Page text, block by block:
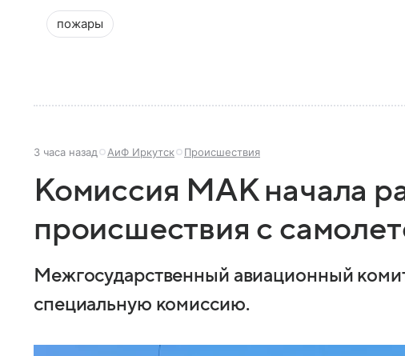
пожары
3 часа назад АиФ Иркутск Происшествия
Комиссия МАК начала
происшествия с
Межгосударственный авиационный
специальную комиссию.